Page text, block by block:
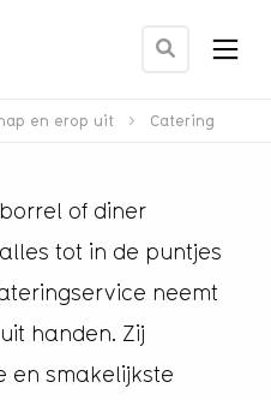
Ga
zoek
Menu
en erop uit > Catering
of diner
tot in de puntjes
neemt
handen. Zij
en smakelijkste